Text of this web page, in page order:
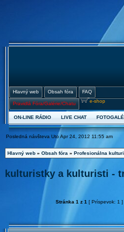
Hlavný web Obsah fóra FAQ
Pravidlá Fóra/Galérie/Chatu e-shop
ON-LINE RÁDIO LIVE CHAT
Posledná návšteva Uto Apr 24, 2012 11:55 am
Hlavný web » Obsah fóra » Profesionálna
kulturistky a kulturisti -
Stránka 1 z 1 [ Príspevok: 1 ]